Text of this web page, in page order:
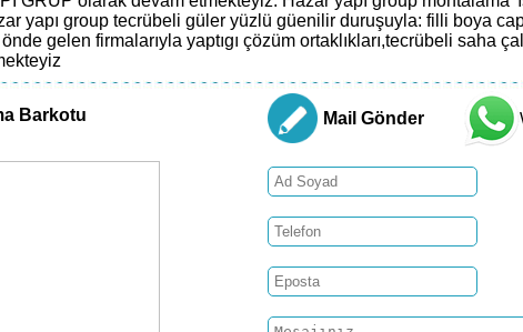
yapı group tecrübeli güler yüzlü güenilir duruşuyla: filli boya
gelen firmalarıyla yaptıgı çözüm ortaklıkları,tecrübeli saha
Barkotu Mail Gönder